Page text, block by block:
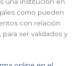
como pueden
con relación
ser validados y